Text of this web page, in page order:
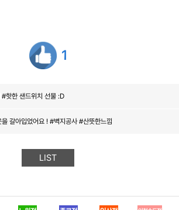
1
#핫한 샌드위치 선물 :D
을 갈아입었어요 ! #벽지공사 #산뜻한느낌
LIST